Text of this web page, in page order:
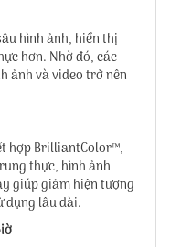
hình ảnh, hiển thị
hơn. Nhờ đó, các
ảnh và video trở nên
hợp BrilliantColor™,
thực, hình ảnh
giúp giảm hiện tượng
dụng lâu dài.